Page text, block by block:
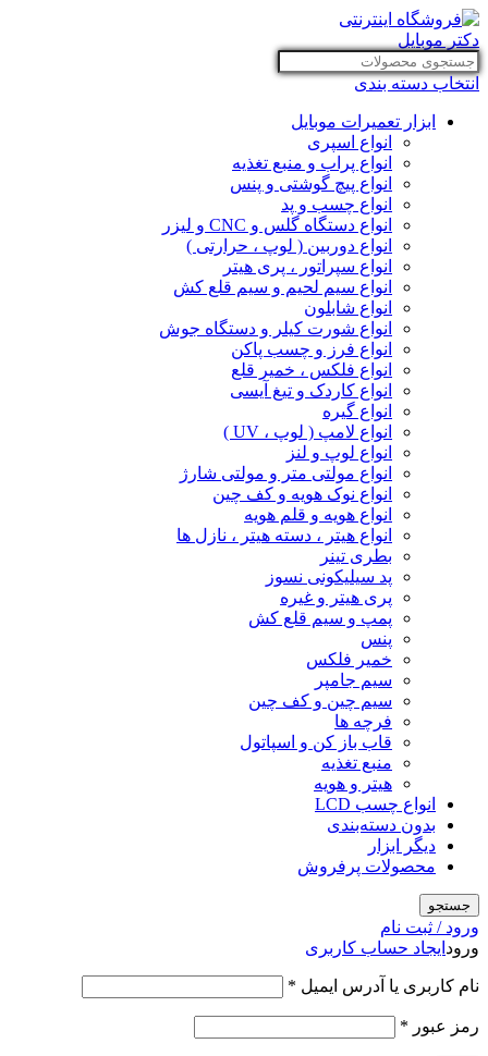
انتخاب دسته بندی
ابزار تعمیرات موبایل
انواع اسپری
انواع پراب و منبع تغذیه
انواع پیچ گوشتی و پنس
انواع چسب و پد
انواع دستگاه گلس و CNC و لیزر
انواع دوربین ( لوپ ، حرارتی )
انواع سپراتور ، پری هیتر
انواع سیم لحیم و سیم قلع کش
انواع شابلون
انواع شورت کیلر و دستگاه جوش
انواع فرز و چسب پاکن
انواع فلکس ، خمیر قلع
انواع کاردک و تیغ آیسی
انواع گیره
انواع لامپ ( لوپ ، UV )
انواع لوپ و لنز
انواع مولتی متر و مولتی شارژ
انواع نوک هویه و کف چین
انواع هویه و قلم هویه
انواع هیتر ، دسته هیتر ، نازل ها
بطری تینر
پد سیلیکونی نسوز
پری هیتر و غیره
پمپ و سیم قلع کش
پنس
خمیر فلکس
سیم جامپر
سیم چین و کف چین
فرچه ها
قاب باز کن و اسپاتول
منبع تغذیه
هیتر و هویه
انواع چسب LCD
بدون دسته‌بندی
دیگر ابزار
محصولات پرفروش
جستجو
ورود / ثبت نام
ورود ایجاد حساب کاربری
نام کاربری یا آدرس ایمیل *
رمز عبور *